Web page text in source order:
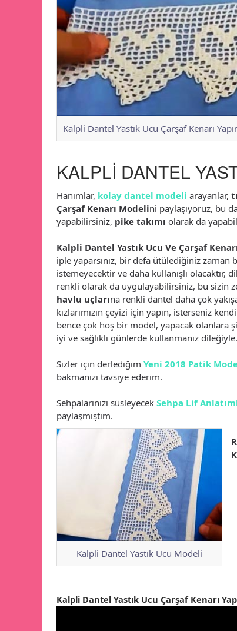
Kalpli Dantel Yastık Ucu Çarşaf Kenarı
KALPLİ DANTEL
Hanımlar, kolay dantel modeli arayanlar,
Çarşaf Kenarı Modelini paylaşıyoruz, bu
yapabilirsiniz, pike takımı olarak da
Kalpli Dantel Yastık Ucu Ve Çarşaf
iple yaparsınız, bir defa ütülediğiniz zaman
istemeyecektir ve daha kullanışlı olacaktır,
renkli olarak da uygulayabilirsiniz, bu sizin
havlu uçlarına renkli dantel daha çok
kızlarımızın çeyizi için yapın, isterseniz
bence çok hoş bir model, yapacak olanlara
iyi ve sağlıklı günlerde kullanmanız dileğiyle.
Sizler için derlediğim Yeni 2018 Patik
bakmanızı tavsiye ederim.
Sehpalarınızı süsleyecek Sehpa Lif
paylaşmıştım.
Kalpli Dantel Yastık Ucu Modeli
Kalpli Dantel Yastık Ucu Çarşaf Kenarı